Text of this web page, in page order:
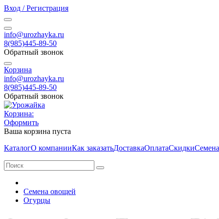
Вход / Регистрация
info@urozhayka.ru
8(985)445-89-50
Обратный звонок
Корзина
info@urozhayka.ru
8(985)445-89-50
Обратный звонок
Корзина:
Оформить
Ваша корзина пуста
КаталогО компанииКак заказатьДоставкаОплатаСкидки
Семена овощей
Огурцы